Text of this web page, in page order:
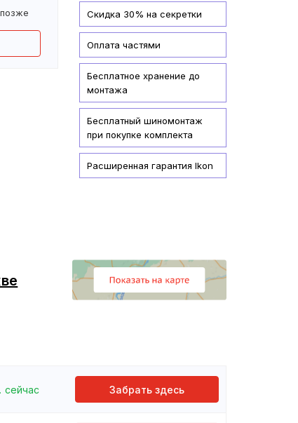
Скидка 30% на секретки
Оплата частями
Бесплатное хранение до
монтажа
Бесплатный шиномонтаж
при покупке комплекта
Расширенная гарантия Ikon
сейчас Забрать здесь